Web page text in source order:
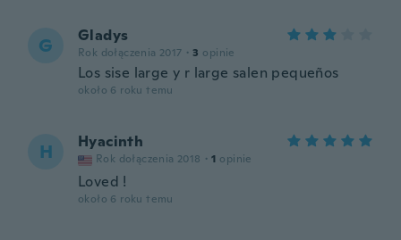
G Gladys
Rok dołączenia 2017 · 3 opinie
Los sise large y r large salen pequeños
około 6 roku temu
H Hyacinth
Rok dołączenia 2018 · 1 opinie
Loved !
około 6 roku temu